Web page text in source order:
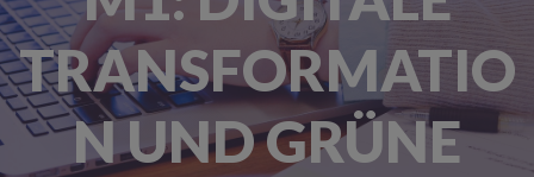
TRANSFORMATIO
N UND GRÜNE